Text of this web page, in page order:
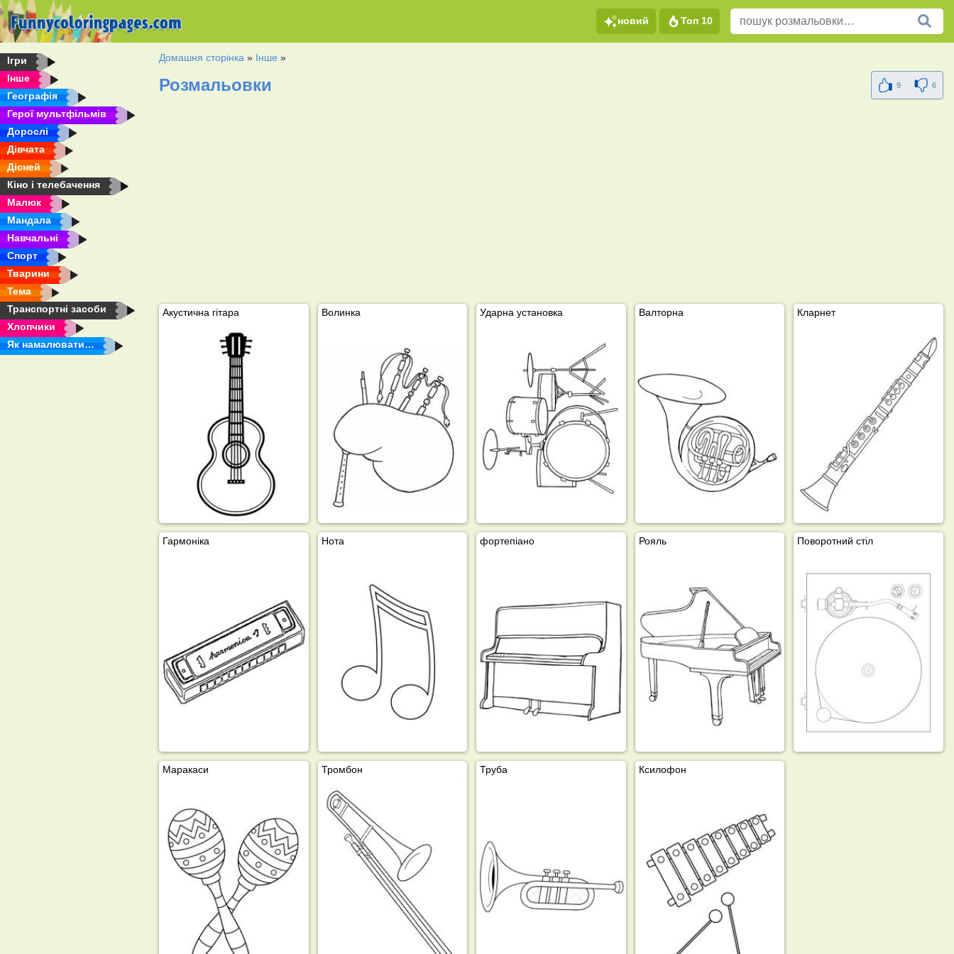
новий Топ 10
Ігри
Інше
Географія
Герої мультфільмів
Дорослі
Дівчата
Дісней
Кіно і телебачення
Малюк
Мандала
Навчальні
Спорт
Тварини
Тема
Транспортні засоби
Хлопчики
Як намалювати…
Домашня сторінка » Інше »
Розмальовки 9 6
Акустична гітара Волинка Ударна установка Валторна Кларнет
Гармоніка Нота фортепіано Рояль Поворотний стіл
Маракаси Тромбон Труба Ксилофон